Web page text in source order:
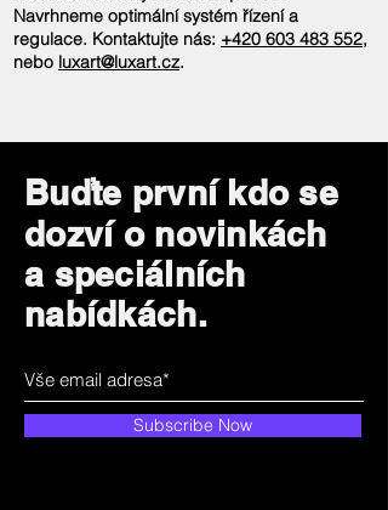
Navrhneme optimální systém řízení a
regulace. Kontaktujte nás: +420 603 483 552,
nebo luxart@luxart.cz.
Buďte první kdo se
dozví o novinkách
a speciálních
nabídkách.
Subscribe Now